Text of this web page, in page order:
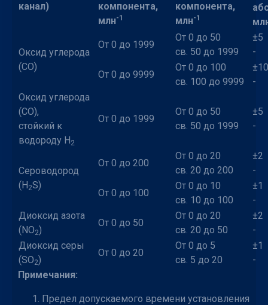
канал)
компонента,
млн-1
компонента,
млн-1
Оксид углерода
(CO)
От 0 до 1999
От 0 до 50
св. 50 до 1999
±5
-
От 0 до 9999
От 0 до 100
св. 100 до 9999
±10
-
Оксид углерода
(CO),
стойкий к
водороду Н2
От 0 до 1999
От 0 до 50
св. 50 до 1999
±5
-
Сероводород
(H2S)
От 0 до 200
От 0 до 20
св. 20 до 200
±2
-
От 0 до 100
От 0 до 10
св. 10 до 100
±1
-
Диоксид азота
(NO2)
От 0 до 50
От 0 до 20
св. 20 до 50
±2
-
Диоксид серы
(SO2)
От 0 до 20
От 0 до 5
св. 5 до 20
±1
-
Примечания:
Предел допускаемого времени установления